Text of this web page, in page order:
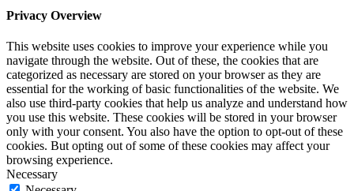
Privacy Overview
This website uses cookies to improve your experience while you
navigate through the website. Out of these, the cookies that are
categorized as necessary are stored on your browser as they are
essential for the working of basic functionalities of the website. We
also use third-party cookies that help us analyze and understand how
you use this website. These cookies will be stored in your browser
only with your consent. You also have the option to opt-out of these
cookies. But opting out of some of these cookies may affect your
browsing experience.
Necessary